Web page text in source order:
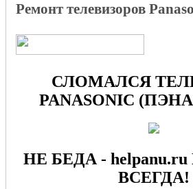
Ремонт телевизоров
СЛОМАЛСЯ
PANASONIC
НЕ БЕДА -
ВСЕГДА!